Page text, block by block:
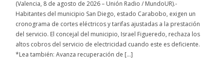
(Valencia, 8 de agosto de 2026 – Unión Radio / MundoUR).-
Habitantes del municipio San Diego, estado Carabobo, exigen un
cronograma de cortes eléctricos y tarifas ajustadas a la prestación
del servicio. El concejal del municipio, Israel Figueredo, rechaza los
altos cobros del servicio de electricidad cuando este es deficiente.
*Lea también: Avanza recuperación de […]